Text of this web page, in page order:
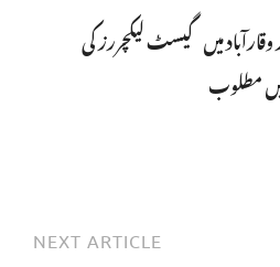
میں گیسٹ لیکچررز کی
مطلوب
NEXT ARTICLE